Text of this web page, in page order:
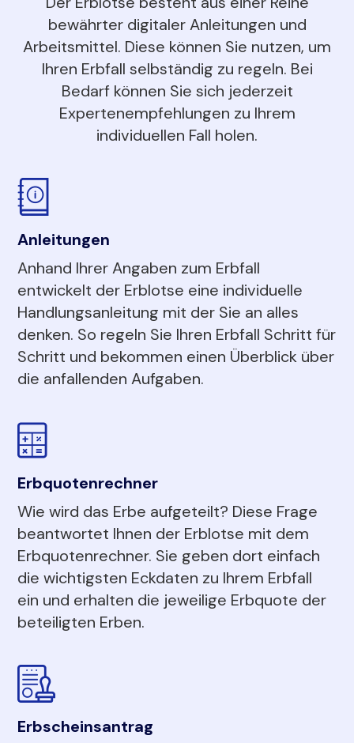
bewährter digitaler Anleitungen und
Arbeitsmittel. Diese können Sie nutzen, um
Ihren Erbfall selbständig zu regeln. Bei
Bedarf können Sie sich jederzeit
Expertenempfehlungen zu Ihrem
individuellen Fall holen.
Anleitungen
Anhand Ihrer Angaben zum Erbfall
entwickelt der Erblotse eine individuelle
Handlungsanleitung mit der Sie an alles
denken. So regeln Sie Ihren Erbfall Schritt für
Schritt und bekommen einen Überblick über
die anfallenden Aufgaben.
Erbquotenrechner
Wie wird das Erbe aufgeteilt? Diese Frage
beantwortet Ihnen der Erblotse mit dem
Erbquotenrechner. Sie geben dort einfach
die wichtigsten Eckdaten zu Ihrem Erbfall
ein und erhalten die jeweilige Erbquote der
beteiligten Erben.
Erbscheinsantrag